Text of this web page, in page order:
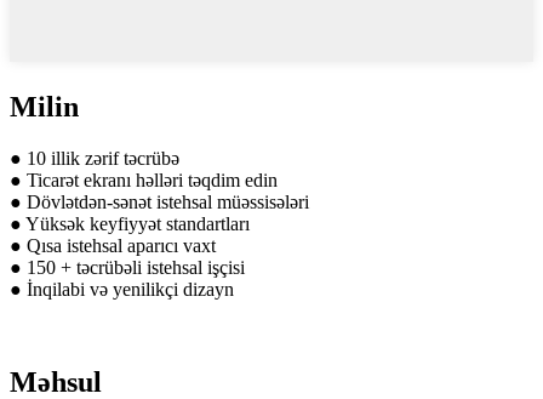
Milin
● 10 illik zərif təcrübə
● Ticarət ekranı həlləri təqdim edin
● Dövlətdən-sənət istehsal müəssisələri
● Yüksək keyfiyyət standartları
● Qısa istehsal aparıcı vaxt
● 150 + təcrübəli istehsal işçisi
● İnqilabi və yenilikçi dizayn
Məhsul